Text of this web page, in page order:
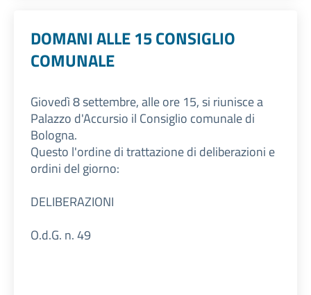
DOMANI ALLE 15 CONSIGLIO
COMUNALE
Giovedì 8 settembre, alle ore 15, si riunisce a
Palazzo d'Accursio il Consiglio comunale di
Bologna.
Questo l'ordine di trattazione di deliberazioni e
ordini del giorno:
DELIBERAZIONI
O.d.G. n. 49